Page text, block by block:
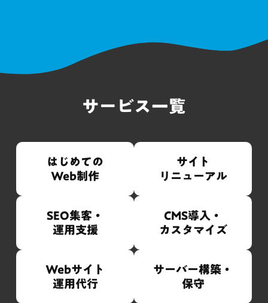
サービス一覧
はじめての
Web制作
サイト
リニューアル
SEO集客・
運用支援
CMS導入・
カスタマイズ
Webサイト
運用代行
サーバー構築・
保守